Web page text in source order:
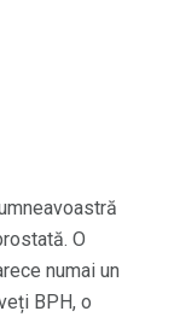
O
numai un
BPH, o